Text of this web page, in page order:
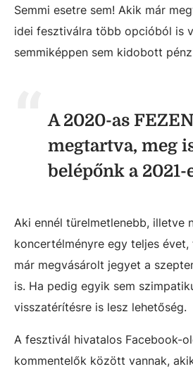
Semmi esetre sem! Akik már
idei fesztiválra több opcióból is
semmiképpen sem kidobott
A 2020-as
megtartva, meg
belépőnk a
Aki ennél türelmetlenebb, illetve
koncertélményre egy teljes évet,
már megvásárolt jegyet a
is. Ha pedig egyik sem
visszatérítésre is lesz lehetőség.
A fesztivál hivatalos Facebook-
kommentelők között vannak,